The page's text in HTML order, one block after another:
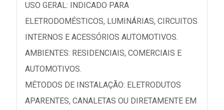
USO GERAL: INDICADO PARA
ELETRODOMÉSTICOS, LUMINÁRIAS, CIRCUITOS
INTERNOS E ACESSÓRIOS AUTOMOTIVOS.
AMBIENTES: RESIDENCIAIS, COMERCIAIS E
AUTOMOTIVOS.
MÉTODOS DE INSTALAÇÃO: ELETRODUTOS
APARENTES, CANALETAS OU DIRETAMENTE EM